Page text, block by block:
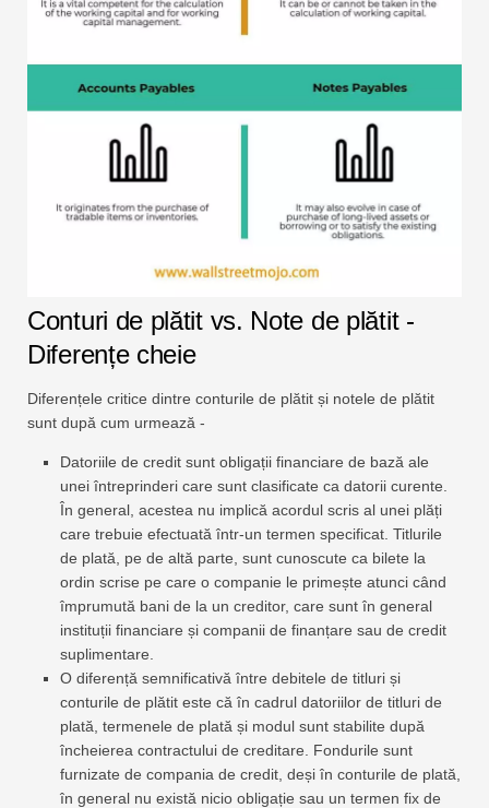
Conturi de plătit vs. Note de plătit -
Diferențe cheie
Diferențele critice dintre conturile de plătit și notele de plătit
sunt după cum urmează -
Datoriile de credit sunt obligații financiare de bază ale
unei întreprinderi care sunt clasificate ca datorii curente.
În general, acestea nu implică acordul scris al unei plăți
care trebuie efectuată într-un termen specificat. Titlurile
de plată, pe de altă parte, sunt cunoscute ca bilete la
ordin scrise pe care o companie le primește atunci când
împrumută bani de la un creditor, care sunt în general
instituții financiare și companii de finanțare sau de credit
suplimentare.
O diferență semnificativă între debitele de titluri și
conturile de plătit este că în cadrul datoriilor de titluri de
plată, termenele de plată și modul sunt stabilite după
încheierea contractului de creditare. Fondurile sunt
furnizate de compania de credit, deși în conturile de plată,
în general nu există nicio obligație sau un termen fix de